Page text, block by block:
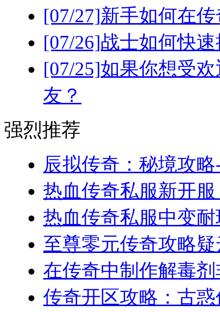
[07/27]新手如何在
[07/26]战士如何快
[07/25]如果你想受
友？
强烈推荐
辰拟传奇：秘境攻
热血传奇私服新开
热血传奇私服中变
至尊零元传奇攻略
在传奇中制作解毒
传奇开区攻略：古